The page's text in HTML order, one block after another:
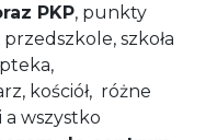
PKP, punkty
szkoła
kościół, różne
wszystko